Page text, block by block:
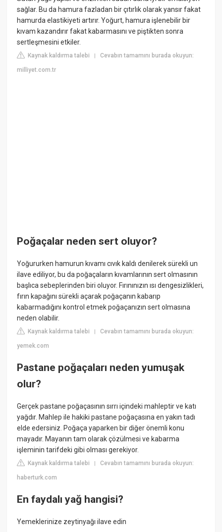
sağlar. Bu da hamura fazladan bir çıtırlık olarak yansır fakat
hamurda elastikiyeti artırır. Yoğurt, hamura işlenebilir bir
kıvam kazandırır fakat kabarmasını ve piştikten sonra
sertleşmesini etkiler.
Kaynak kaldırma talebi |Cevabın tamamını burada okuyun:
milliyet.com.tr
Poğaçalar neden sert oluyor?
Yoğururken hamurun kıvamı cıvık kaldı denilerek sürekli un
ilave ediliyor, bu da poğaçaların kıvamlarının sert olmasının
başlıca sebeplerinden biri oluyor. Fırınınızın ısı dengesizlikleri,
fırın kapağını sürekli açarak poğaçanın kabarıp
kabarmadığını kontrol etmek poğaçanızın sert olmasına
neden olabilir.
Kaynak kaldırma talebi |Cevabın tamamını burada okuyun:
yemek.com
Pastane poğaçaları neden yumuşak
olur?
Gerçek pastane poğaçasının sırrı içindeki mahleptir ve katı
yağdır. Mahlep ile hakiki pastane poğaçasına en yakın tadı
elde edersiniz. Poğaça yaparken bir diğer önemli konu
mayadır. Mayanın tam olarak çözülmesi ve kabarma
işleminin tarifdeki gibi olması gerekiyor.
Kaynak kaldırma talebi |Cevabın tamamını burada okuyun:
haberturk.com
En faydalı yağ hangisi?
Yemeklerinize zeytinyağı ilave edin